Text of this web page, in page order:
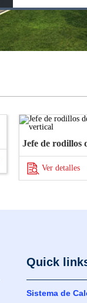
Ver detalles
Quick
Sistema de